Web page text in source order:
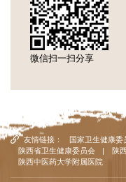
微信扫一扫分享
友情链接： 国家卫生健康委
陕西省卫生健康委员会
| 陕
陕西中医药大学附属医院